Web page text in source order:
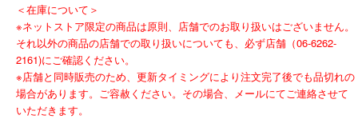
＜在庫について＞
※ネットストア限定の商品は原則、店舗でのお取り扱いはございません。
それ以外の商品の店舗での取り扱いについても、必ず店舗（06-6262-
2161)にご確認ください。
※店舗と同時販売のため、更新タイミングにより注文完了後でも品切れの
場合があります。ご容赦ください。その場合、メールにてご連絡させて
いただきます。